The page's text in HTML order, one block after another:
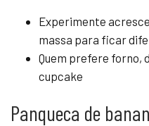
Experimente
massa para ficar
Quem prefere forno,
cupcake
Panqueca de